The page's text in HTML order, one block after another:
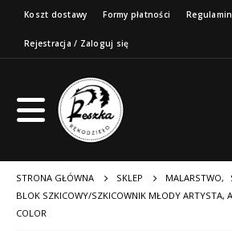
Koszt dostawy Formy płatności
Rejestracja / Zaloguj się
STRONA GŁÓWNA SKLEP MALARSTWO,
BLOK SZKICOWY/SZKICOWNIK MŁODY ARTYSTA,
COLOR